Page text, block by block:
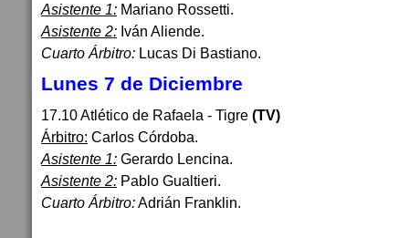
Asistente 1: Mariano Rossetti.
Asistente 2: Iván Aliende.
Cuarto Árbitro: Lucas Di Bastiano.
Lunes 7 de Diciembre
17.10 Atlético de Rafaela - Tigre (TV)
Árbitro: Carlos Córdoba.
Asistente 1: Gerardo Lencina.
Asistente 2: Pablo Gualtieri.
Cuarto Árbitro:Adrián Franklin.